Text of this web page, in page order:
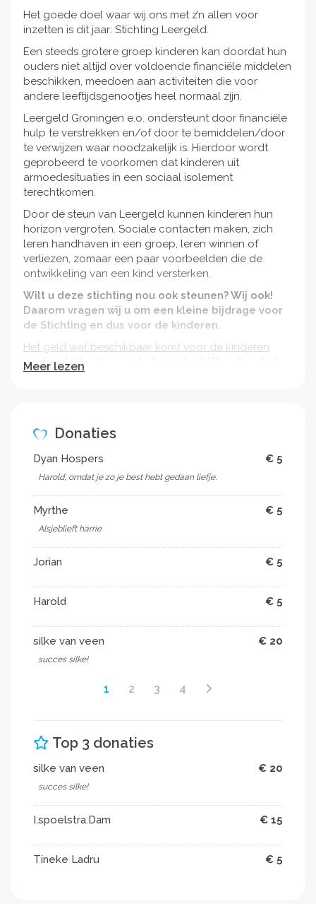
Het goede doel waar wij ons met z’n allen voor
inzetten is dit jaar: Stichting Leergeld.
Een steeds grotere groep kinderen kan doordat hun
ouders niet altijd over voldoende financiële middelen
beschikken, meedoen aan activiteiten die voor
andere leeftijdsgenootjes heel normaal zijn.
Leergeld Groningen e.o. ondersteunt door financiële
hulp te verstrekken en/of door te bemiddelen/door
te verwijzen waar noodzakelijk is. Hierdoor wordt
geprobeerd te voorkomen dat kinderen uit
armoedesituaties in een sociaal isolement
terechtkomen.
Door de steun van Leergeld kunnen kinderen hun
horizon vergroten. Sociale contacten maken, zich
leren handhaven in een groep, leren winnen of
verliezen, zomaar een paar voorbeelden die de
ontwikkeling van een kind versterken.
Wilt u deze stichting nou ook steunen? Wij ook!
Daarom vragen wij u om een kleine bijdrage voor
de Stichting en dus voor de kinderen.
Het geld wat beschikbaar komt voor de kinderen
gaat rechtstreeks naar het einddoel. Waardoor het
bedrag bekend worden!
opdracht? Kijk dan op onderstaande website:
Wij willen u alvast hartelijk bedanken voor uw
donatie!
__
Ymkje Dijkstra, Auke De Groot, Harold Hegen, Ayrton
Helmers, Ashley Jagai, Tineke Ladru en Marcel
Meer lezen
Donaties
Dyan Hospers € 5
Harold, omdat je zo je best hebt gedaan liefje.
Myrthe € 5
Alsjeblieft harrie
Jorian € 5
Harold € 5
silke van veen € 20
succes silke!
1 2 3 4
Top 3 donaties
silke van veen € 20
succes silke!
I.spoelstra.Dam € 15
Tineke Ladru € 5